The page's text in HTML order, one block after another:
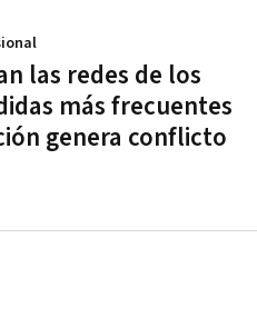
las redes de los
más frecuentes
genera conflicto